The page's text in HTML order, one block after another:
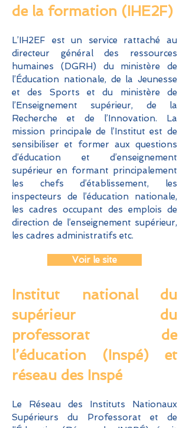
de la formation (IHE2F)
L’IH2EF est un service rattaché au
directeur général des ressources
humaines (DGRH) du ministère de
l’Éducation nationale, de la Jeunesse
et des Sports et du ministère de
l’Enseignement supérieur, de la
Recherche et de l’Innovation. La
mission principale de l’Institut est de
sensibiliser et former aux questions
d’éducation et d’enseignement
supérieur en formant principalement
les chefs d’établissement, les
inspecteurs de l’éducation nationale,
les cadres occupant des emplois de
direction de l’enseignement supérieur,
les cadres administratifs etc.
Voir le site
Institut national du
supérieur du
professorat de
l’éducation (Inspé) et
réseau des Inspé
Le Réseau des Instituts Nationaux
Supérieurs du Professorat et de